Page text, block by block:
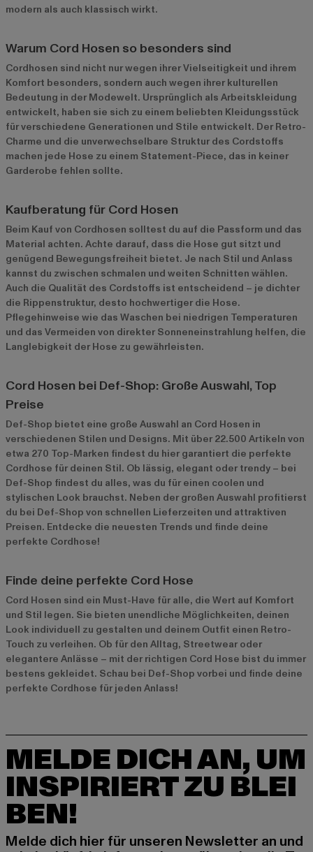
modern als auch klassisch wirkt.
Warum Cord Hosen so besonders sind
Cordhosen sind nicht nur wegen ihrer Vielseitigkeit und ihrem
Komfort besonders, sondern auch wegen ihrer kulturellen
Bedeutung in der Modewelt. Ursprünglich als Arbeitskleidung
entwickelt, haben sie sich zu einem beliebten Kleidungsstück
für verschiedene Generationen und Stile entwickelt. Der Retro-
Charme und die unverwechselbare Struktur des Cordstoffs
machen jede Hose zu einem Statement-Piece, das in keiner
Garderobe fehlen sollte.
Kaufberatung für Cord Hosen
Beim Kauf von Cordhosen solltest du auf die Passform und das
Material achten. Achte darauf, dass die Hose gut sitzt und
genügend Bewegungsfreiheit bietet. Je nach Stil und Anlass
kannst du zwischen schmalen und weiten Schnitten wählen.
Auch die Qualität des Cordstoffs ist entscheidend – je dichter
die Rippenstruktur, desto hochwertiger die Hose.
Pflegehinweise wie das Waschen bei niedrigen Temperaturen
und das Vermeiden von direkter Sonneneinstrahlung helfen, die
Langlebigkeit der Hose zu gewährleisten.
Cord Hosen bei Def-Shop: Große Auswahl, Top
Preise
Def-Shop bietet eine große Auswahl an Cord Hosen in
verschiedenen Stilen und Designs. Mit über 22.500 Artikeln von
etwa 270 Top-Marken findest du hier garantiert die perfekte
Cordhose für deinen Stil. Ob lässig, elegant oder trendy – bei
Def-Shop findest du alles, was du für einen coolen und
stylischen Look brauchst. Neben der großen Auswahl profitierst
du bei Def-Shop von schnellen Lieferzeiten und attraktiven
Preisen. Entdecke die neuesten Trends und finde deine
perfekte Cordhose!
Finde deine perfekte Cord Hose
Cord Hosen sind ein Must-Have für alle, die Wert auf Komfort
und Stil legen. Sie bieten unendliche Möglichkeiten, deinen
Look individuell zu gestalten und deinem Outfit einen Retro-
Touch zu verleihen. Ob für den Alltag, Streetwear oder
elegantere Anlässe – mit der richtigen Cord Hose bist du immer
bestens gekleidet. Schau bei Def-Shop vorbei und finde deine
perfekte Cordhose für jeden Anlass!
MELDE DICH AN, UM
INSPIRIERT ZU BLEI
BEN!
Melde dich hier für unseren Newsletter an und